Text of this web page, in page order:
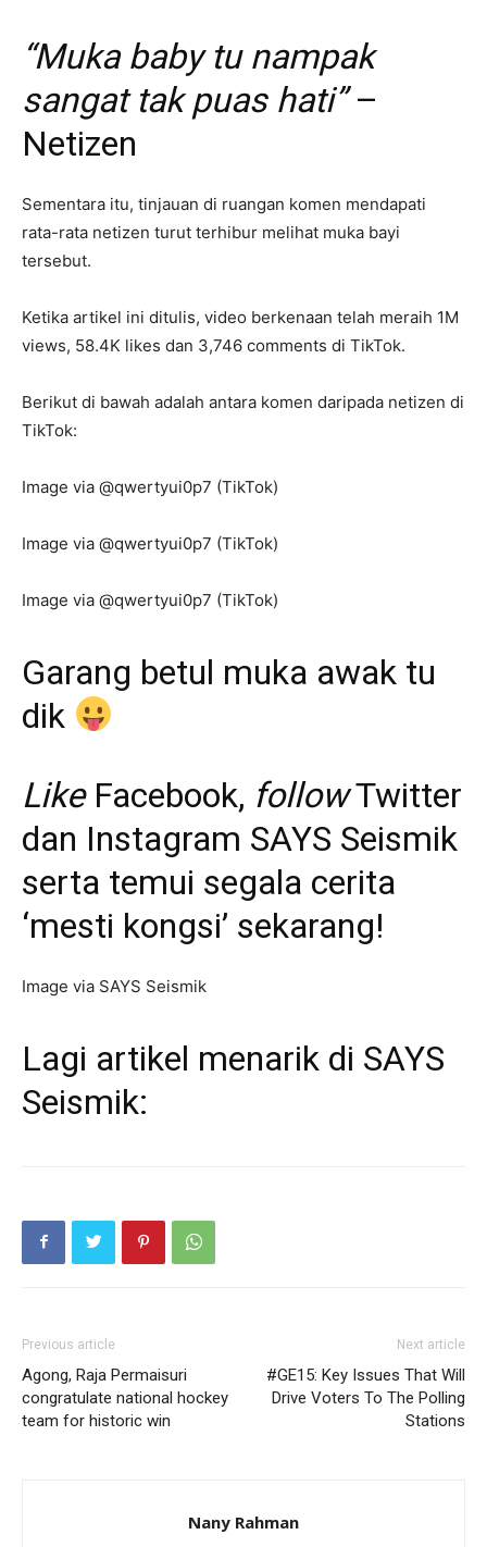
“Muka baby tu nampak
sangat tak puas hati”–
Netizen
Sementara itu, tinjauan di ruangan komen mendapati
rata-rata netizen turut terhibur melihat muka bayi
tersebut.
Ketika artikel ini ditulis, video berkenaan telah meraih 1M
views, 58.4K likes dan 3,746 comments di TikTok.
Berikut di bawah adalah antara komen daripada netizen di
TikTok:
Image via @qwertyui0p7 (TikTok)
Image via @qwertyui0p7 (TikTok)
Image via @qwertyui0p7 (TikTok)
Garang betul muka awak tu
dik
Like Facebook, followTwitter
dan Instagram SAYS Seismik
serta temui segala cerita
‘mesti kongsi’ sekarang!
Image via SAYS Seismik
Lagi artikel menarik di SAYS
Seismik:
Previous article
Agong, Raja Permaisuri
congratulate national hockey
team for historic win
Next article
#GE15: Key Issues That Will
Drive Voters To The Polling
Stations
Nany Rahman